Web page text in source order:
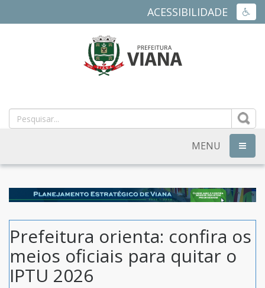
ACESSIBILIDADE
MUNICIPAL
DE
VIANA
ES
MENU
Prefeitura orienta: confira os
meios oficiais para quitar o
IPTU 2026